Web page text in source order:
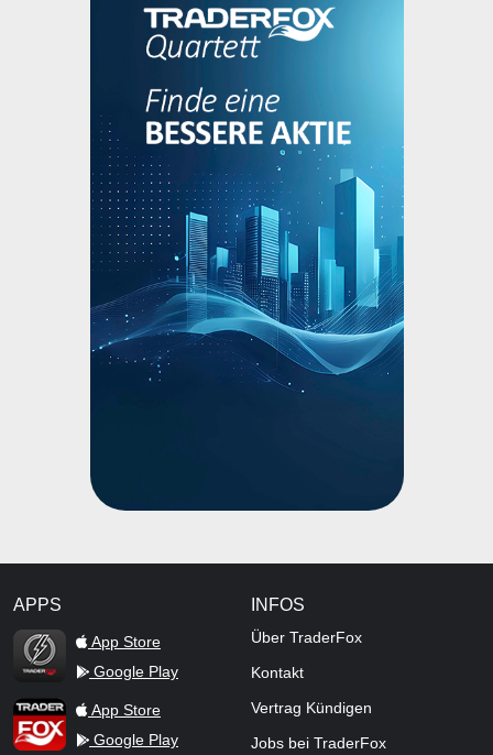
APPS
TraderFox Flash
App Store
Google Play
TraderFox AppApp Store
Google Play
INFOS
Über TraderFox
Kontakt
Vertrag Kündigen
Jobs bei TraderFox